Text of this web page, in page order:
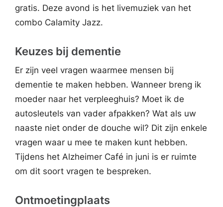
gratis. Deze avond is het livemuziek van het
combo Calamity Jazz.
Keuzes bij dementie
Er zijn veel vragen waarmee mensen bij
dementie te maken hebben. Wanneer breng ik
moeder naar het verpleeghuis? Moet ik de
autosleutels van vader afpakken? Wat als uw
naaste niet onder de douche wil? Dit zijn enkele
vragen waar u mee te maken kunt hebben.
Tijdens het Alzheimer Café in juni is er ruimte
om dit soort vragen te bespreken.
Ontmoetingplaats